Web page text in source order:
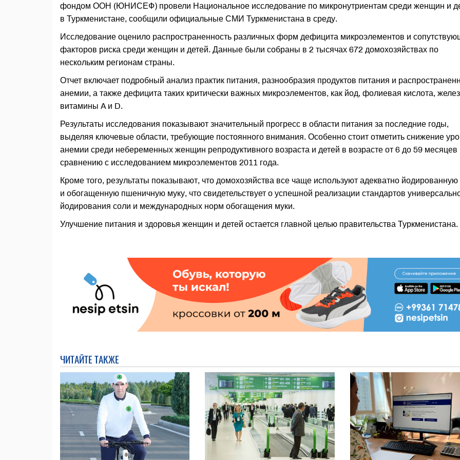
фондом ООН (ЮНИСЕФ) провели Национальное исследование по микронутриентам среди женщин и
в Туркменистане, сообщили официальные СМИ Туркменистана в среду.
Исследование оценило распространенность различных форм дефицита микроэлементов и
факторов риска среди женщин и детей. Данные были собраны в 2 тысячах 672 домохозяйствах по
нескольким регионам страны.
Отчет включает подробный анализ практик питания, разнообразия продуктов питания и
анемии, а также дефицита таких критически важных микроэлементов, как йод, фолиевая кислота,
витамины A и D.
Результаты исследования показывают значительный прогресс в области питания за последние годы,
выделяя ключевые области, требующие постоянного внимания. Особенно стоит отметить снижение
анемии среди небеременных женщин репродуктивного возраста и детей в возрасте от 6 до 59 месяцев
сравнению с исследованием микроэлементов 2011 года.
Кроме того, результаты показывают, что домохозяйства все чаще используют адекватно йодированную
и обогащенную пшеничную муку, что свидетельствует о успешной реализации стандартов
йодирования соли и международных норм обогащения муки.
Улучшение питания и здоровья женщин и детей остается главной целью правительства Туркменистана.
ЧИТАЙТЕ ТАКЖЕ